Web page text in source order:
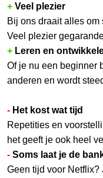
+ Veel plezier
Bij ons draait alles
Veel plezier
+ Leren en
Of je nu een beginner
anderen en wordt
- Het kost wat tijd
Repetities en
het geeft je ook heel
- Soms laat je de
Geen tijd voor Netflix?